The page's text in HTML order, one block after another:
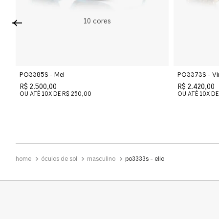
10 cores
PO3385S - Mel
R$ 2.500,00
OU ATÉ 10X DE R$ 250,00
PO3373S -
R$ 2.420,00
OU ATÉ 10X DE
óculos de sol masculino po3333s - elio